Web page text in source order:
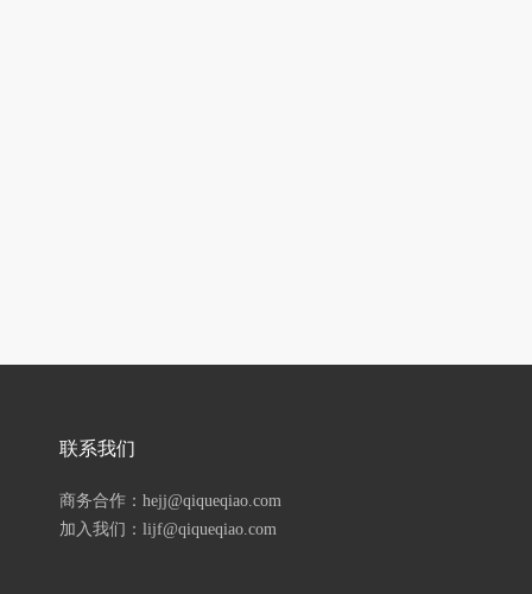
联系我们
商务合作：hejj@qiqueqiao.com
加入我们：lijf@qiqueqiao.com